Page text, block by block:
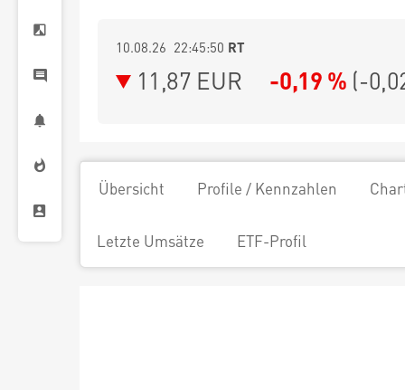
10.08.26 22:45:50 RT
11,87 EUR -0,19 % (-
Übersicht Profile / Kennzahlen
Letzte Umsätze ETF-Profil